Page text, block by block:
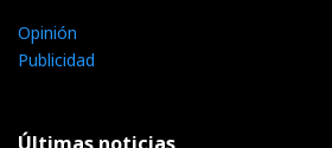
Opinión
Publicidad